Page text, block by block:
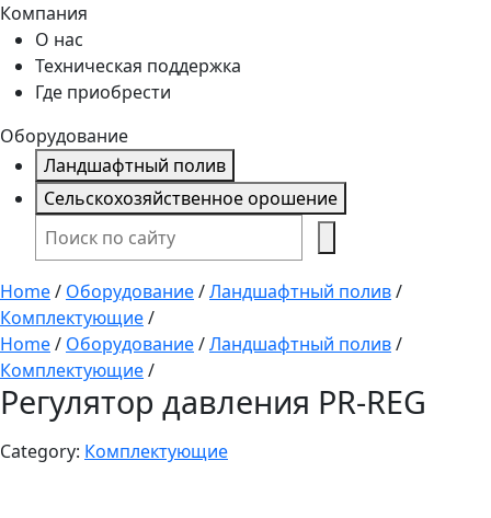
Компания
О нас
Техническая поддержка
Где приобрести
Оборудование
Ландшафтный полив
Сельскохозяйственное орошение
Home/ Оборудование/Ландшафтный полив/
Комплектующие/
Home/ Оборудование/Ландшафтный полив/
Комплектующие/
Регулятор давления PR-REG
Category: Комплектующие